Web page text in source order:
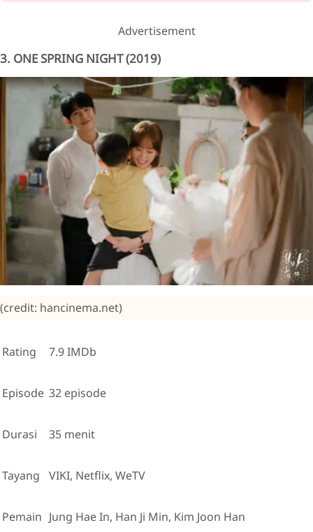
Advertisement
3. ONE SPRING NIGHT (2019)
(credit: hancinema.net)
Rating 7.9 IMDb
Episode 32 episode
Durasi 35 menit
Tayang VIKI, Netflix, WeTV
Pemain Jung Hae In, Han Ji Min, Kim Joon Han